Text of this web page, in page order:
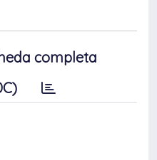
completa